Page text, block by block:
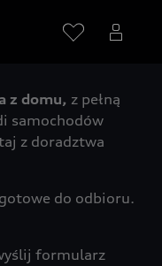
z domu, z pełną
samochodów
z doradztwa
do odbioru.
formularz